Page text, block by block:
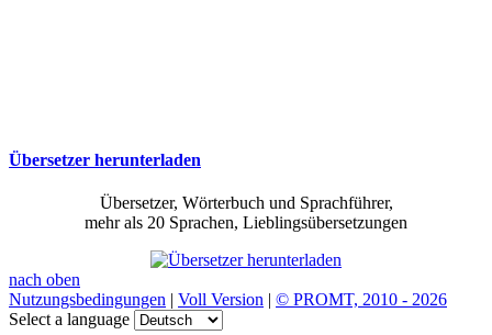
Übersetzer herunterladen
Übersetzer, Wörterbuch und Sprachführer,
mehr als 20 Sprachen, Lieblingsübersetzungen
nach oben
Nutzungsbedingungen | Voll Version | © PROMT, 2010 - 2026
Select a language